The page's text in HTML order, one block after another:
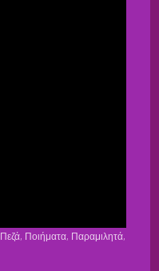
Πεζά, Ποιήματα, Παραμιλητά,